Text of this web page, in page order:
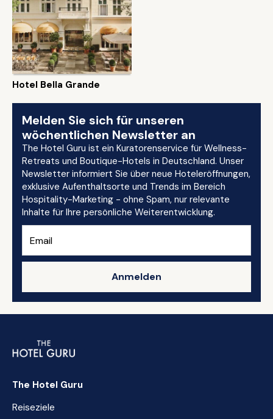
Hotel Bella Grande
Melden Sie sich für unseren
wöchentlichen Newsletter an
The Hotel Guru ist ein Kuratorenservice für Wellness-
Retreats und Boutique-Hotels in Deutschland. Unser
Newsletter informiert Sie über neue Hoteleröffnungen,
exklusive Aufenthaltsorte und Trends im Bereich
Hospitality-Marketing - ohne Spam, nur relevante
Inhalte für Ihre persönliche Weiterentwicklung.
Anmelden
The Hotel Guru
Reiseziele